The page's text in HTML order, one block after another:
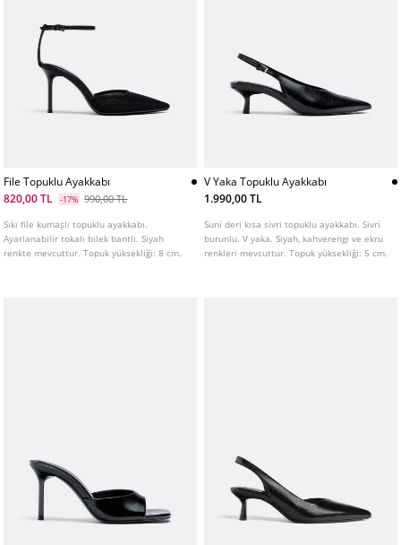
File Topuklu Ayakkabı
820,00 TL
-17% 990,00 TL
Sıkı file kumaşlı topuklu ayakkabı.
Ayarlanabilir tokalı bilek bantlı. Siyah
renkte mevcuttur. Topuk yüksekliği: 8 cm.
V Yaka Topuklu Ayakkabı
1.990,00 TL
Suni deri kısa sivri topuklu ayakkabı. Sivri
burunlu. V yaka. Siyah, kahverengi ve ekru
renkleri mevcuttur. Topuk yüksekliği: 5 cm.